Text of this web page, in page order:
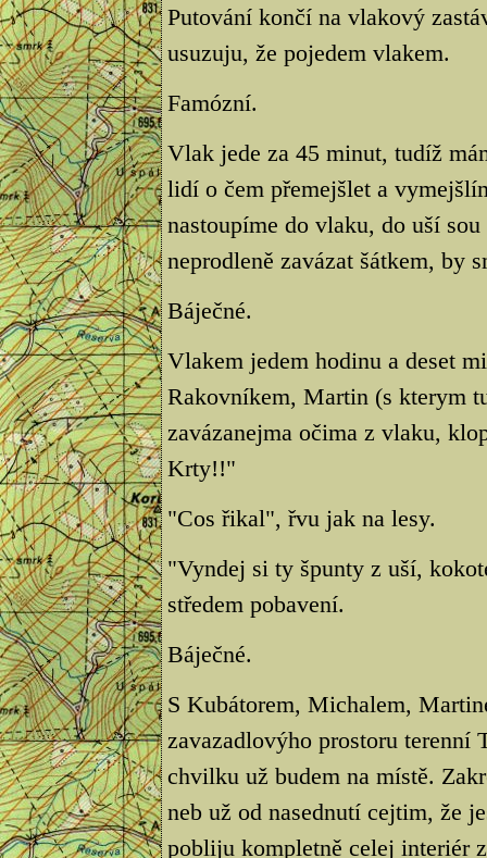
Putování končí na vlakový
usuzuju, že pojedem vlakem.
Famózní.
Vlak jede za 45 minut, tudíž
lidí o čem přemejšlet a
nastoupíme do vlaku, do uší
neprodleně zavázat šátkem, by
Báječné.
Vlakem jedem hodinu a deset
Rakovníkem, Martin (s kterym
zavázanejma očima z vlaku,
Krty!!"
"Cos řikal", řvu jak na lesy.
"Vyndej si ty špunty z uší,
středem pobavení.
Báječné.
S Kubátorem, Michalem,
zavazadlovýho prostoru terenní
chvilku už budem na místě.
neb už od nasednutí cejtim, že
pobliju kompletně celej interiér